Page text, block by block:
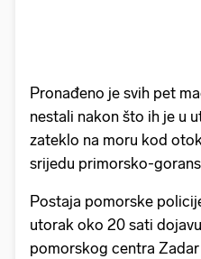
Pronađeno je svih pet
nestali nakon što ih je u
zateklo na moru kod
srijedu primorsko-
Postaja pomorske
utorak oko 20 sati
pomorskog centra